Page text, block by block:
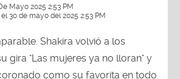
Mayo 2025 2:53 PM
30 de mayo del 2025 2:53 PM
Shakira volvió a los
gira "Las mujeres ya no lloran" y
como su favorita en todo